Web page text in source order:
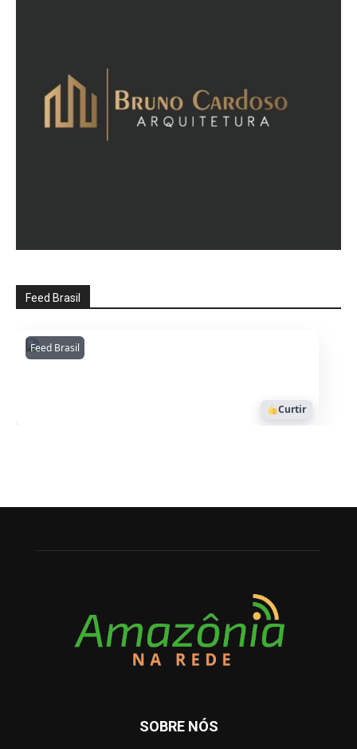
Feed Brasil
Feed BrasilAmazonianarede
1053
Curtir
SOBRE NÓS